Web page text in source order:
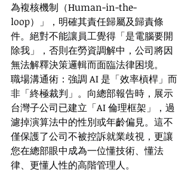
為複核機制（Human-in-the-
loop）」，明確其責任歸屬及歸責條
件。絕對不能讓員工覺得「是電腦要開
除我」，否則在勞資調解中，公司將因
無法解釋決策邏輯而面臨法律困境。
職場溝通術：強調 AI 是「效率槓桿」而
非「終極裁判」。向總部報告時，展示
台灣子公司已建立「AI 倫理框架」，過
濾掉演算法中的性別或年齡偏見。這不
僅保護了公司不被控訴就業歧視，更讓
您在總部眼中成為一位懂技術、懂法
律、更懂人性的高階管理人。